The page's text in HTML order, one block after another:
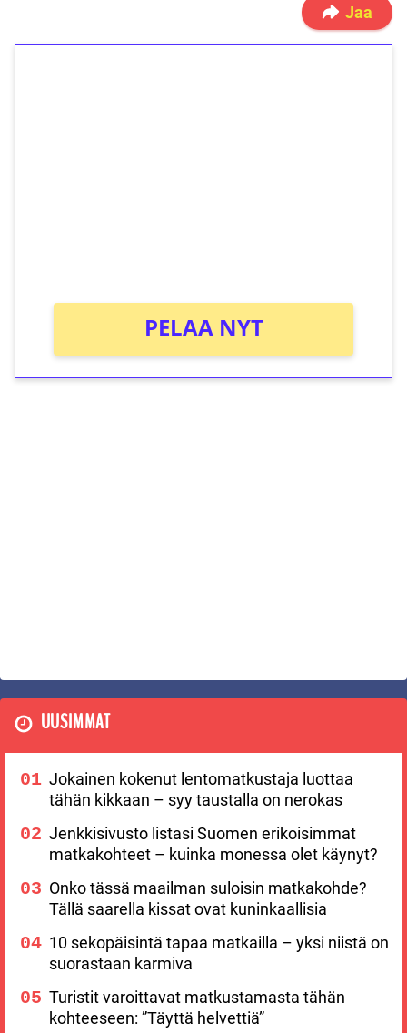
Jaa
PELAA NYT
UUSIMMAT
Jokainen kokenut lentomatkustaja luottaa
tähän kikkaan – syy taustalla on nerokas
Jenkkisivusto listasi Suomen erikoisimmat
matkakohteet – kuinka monessa olet käynyt?
Onko tässä maailman suloisin matkakohde?
Tällä saarella kissat ovat kuninkaallisia
10 sekopäisintä tapaa matkailla – yksi niistä on
suorastaan karmiva
Turistit varoittavat matkustamasta tähän
kohteeseen: ”Täyttä helvettiä”